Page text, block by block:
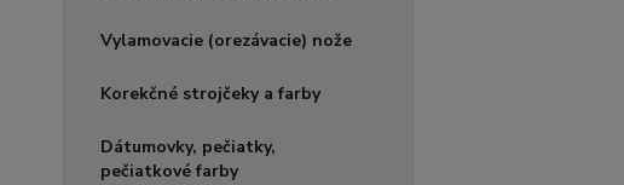
Vylamovacie (orezávacie) nože
Korekčné strojčeky a farby
Dátumovky, pečiatky,
pečiatkové farby